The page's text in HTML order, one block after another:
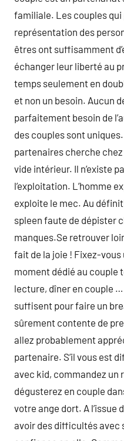
familiale. Les couples qui
représentation des
êtres ont suffisamment
échanger leur liberté au
temps seulement en
et non un besoin. Aucun
parfaitement besoin de
des couples sont
partenaires cherche chez
vide intérieur. Il n’existe
l’exploitation. L’homme
exploite le mec. Au
spleen faute de dépister
manques.Se retrouver
fait de la joie ! Fixez-vous
moment dédié au couple
lecture, dîner en couple
suffisent pour faire un
sûrement contente de
allez probablement
partenaire. S’il vous est
avec kid, commandez un
dégusterez en couple
votre ange dort. A l’issue
avoir des difficultés avec